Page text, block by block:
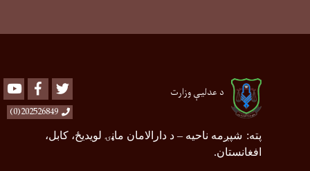
د عدلیې وزارت Youtube Facebook
202526849(0)
پته: شپږمه ناحیه – د دارالامان ماڼۍ لویدیځ، کابل،
افغانستان.